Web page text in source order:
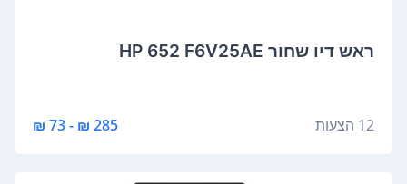
‏ראש דיו ‏שחור HP 652 F6V25AE
12 הצעות 285 ₪ - 73 ₪